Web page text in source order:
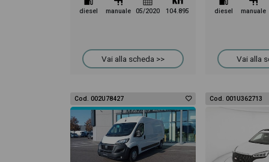
diesel manuale 05/2020 104.895
Vai alla scheda >>
diesel manuale
Vai alla
Cod. 002U78427 Cod. 001U362713